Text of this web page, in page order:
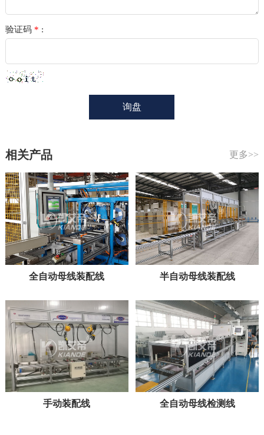
验证码* :
更多>>
相关产品
全自动母线装配线 半自动母线装配线
手动装配线 全自动母线检测线